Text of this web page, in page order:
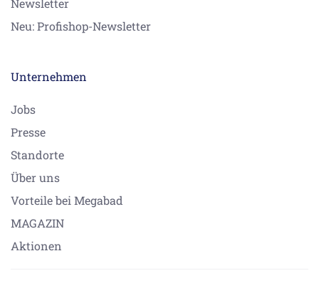
Newsletter
Neu: Profishop-Newsletter
Unternehmen
Jobs
Presse
Standorte
Über uns
Vorteile bei Megabad
MAGAZIN
Aktionen